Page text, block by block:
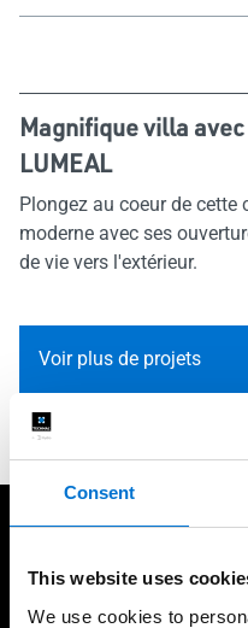
Consent
This website uses
We use cookies to
Magnifique villa
LUMEAL
Plongez au coeur de
moderne avec ses
de vie vers l'extérieur.
Voir plus de projets
Demander un devis